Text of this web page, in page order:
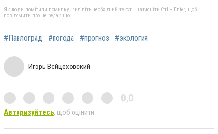
Якщо ви помітили помилку, виділіть необхідний текст і натисніть Ctrl + Enter, щоб
повідомити про це редакцію
#Павлоград #погода #прогноз #экология
Игорь Войцеховский
0,0
Авторизуйтесь, щоб оцінити